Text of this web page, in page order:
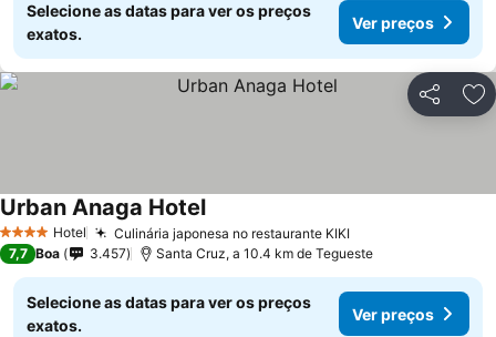
Selecione as datas para ver os preços
exatos.
Ver preços
Partilhar
4 EstrelasHotel Culinária japonesa no restaurante KIKI
Urban Anaga Hotel
7,7 Boa 3.457 Santa Cruz, a 10.4 km de Tegueste
Selecione as datas para ver os preços
exatos.
Ver preços